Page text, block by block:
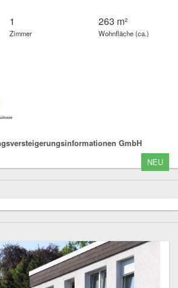
1
Zimmer
263 m²
Wohnfläche (ca.)
GmbH
NEU